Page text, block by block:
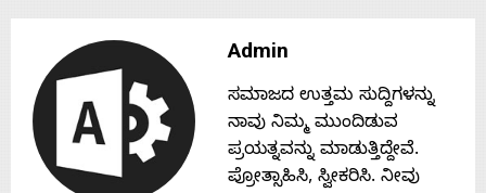
Admin
ಸಮಾಜದ ಉತ್ತಮ ಸುದ್ದಿಗಳನ್ನು
ನಾವು ನಿಮ್ಮ ಮುಂದಿಡುವ
ಪ್ರಯತ್ನವನ್ನು ಮಾಡುತ್ತಿದ್ದೇವೆ.
ಪ್ರೋತ್ಸಾಹಿಸಿ, ಸ್ವೀಕರಿಸಿ. ನೀವು